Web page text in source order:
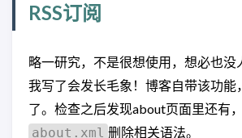
RSS订阅
略一研究，不是很想使用，想必也没
我写了会发长毛象！博客自带该功能
了。检查之后发现about页面里还有
about.xml 删除相关语法。